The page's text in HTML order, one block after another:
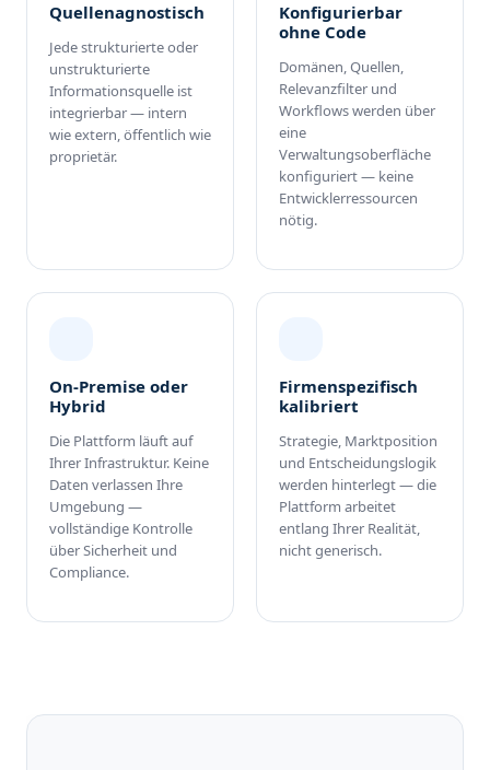
Quellenagnostisch
Jede strukturierte oder
unstrukturierte
Informationsquelle ist
integrierbar — intern
wie extern, öffentlich wie
proprietär.
Konfigurierbar
ohne Code
Domänen, Quellen,
Relevanzfilter und
Workflows werden über
eine
Verwaltungsoberfläche
konfiguriert — keine
Entwicklerressourcen
nötig.
On-Premise oder
Hybrid
Die Plattform läuft auf
Ihrer Infrastruktur. Keine
Daten verlassen Ihre
Umgebung —
vollständige Kontrolle
über Sicherheit und
Compliance.
Firmenspezifisch
kalibriert
Strategie, Marktposition
und Entscheidungslogik
werden hinterlegt — die
Plattform arbeitet
entlang Ihrer Realität,
nicht generisch.